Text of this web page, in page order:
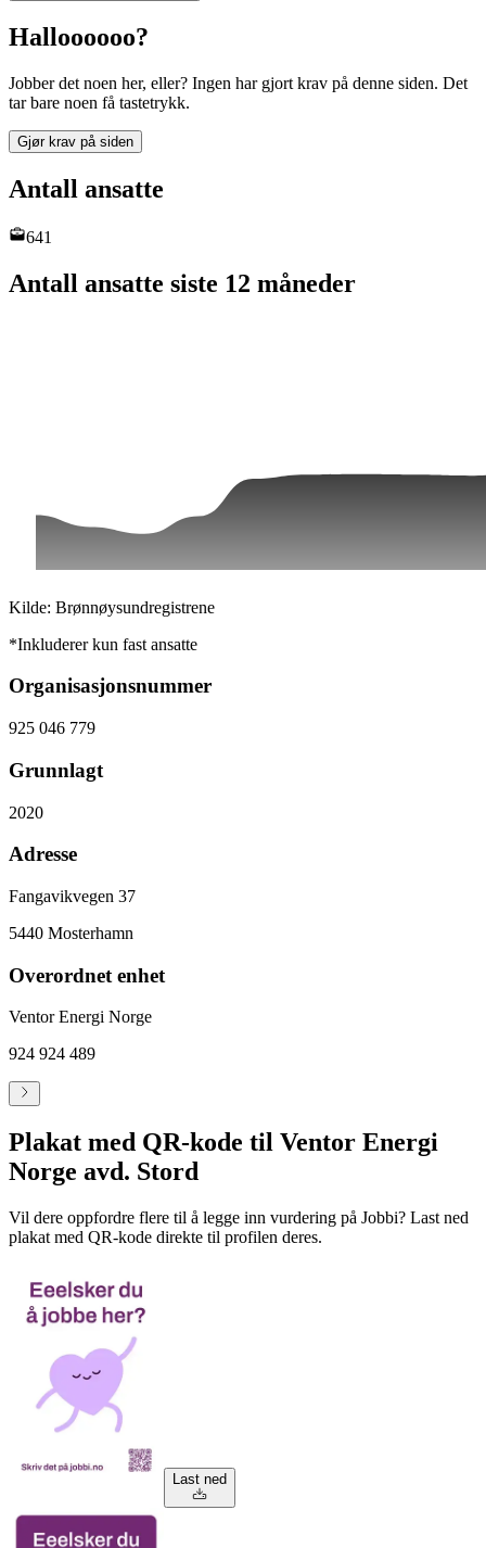
Halloooooo?
Jobber det noen her, eller? Ingen har gjort krav på denne siden. Det
tar bare noen få tastetrykk.
Gjør krav på siden
Antall ansatte
641
Antall ansatte siste 12 måneder
Kilde: Brønnøysundregistrene
*Inkluderer kun fast ansatte
Organisasjonsnummer
925 046 779
Grunnlagt
2020
Adresse
Fangavikvegen 37
5440 Mosterhamn
Overordnet enhet
Ventor Energi Norge
924 924 489
Plakat med QR-kode til Ventor Energi
Norge avd. Stord
Vil dere oppfordre flere til å legge inn vurdering på Jobbi? Last ned
plakat med QR-kode direkte til profilen deres.
Last ned